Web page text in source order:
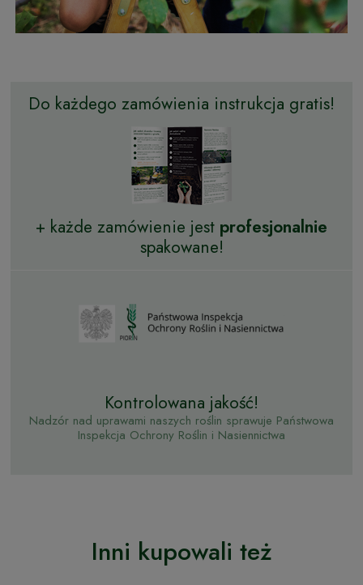
Do każdego zamówienia instrukcja gratis!
+ każde zamówienie jest profesjonalnie
spakowane!
Kontrolowana jakość!
Nadzór nad uprawami naszych roślin sprawuje Państwowa
Inspekcja Ochrony Roślin i Nasiennictwa
Inni kupowali też